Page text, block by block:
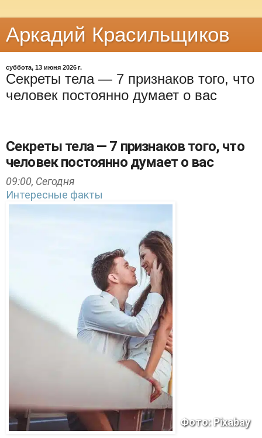
Аркадий Красильщиков
суббота, 13 июня 2026 г.
Секреты тела — 7 признаков того, что
человек постоянно думает о вас
Секреты тела — 7 признаков того, что
человек постоянно думает о вас
09:00, Сегодня
Интересные факты
Фото: Pixabay